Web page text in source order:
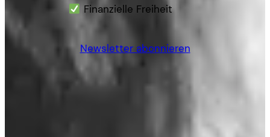
Finanzielle Freiheit
Newsletter abonnieren